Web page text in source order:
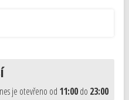
je otevřeno od 11:00do 23:00